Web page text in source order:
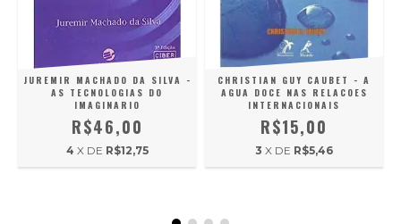
JUREMIR MACHADO DA SILVA -
AS TECNOLOGIAS DO
IMAGINARIO
R$46,00
4 X DE R$12,75
CHRISTIAN GUY CAUBET - A
AGUA DOCE NAS RELACOES
INTERNACIONAIS
R$15,00
3 X DE R$5,46